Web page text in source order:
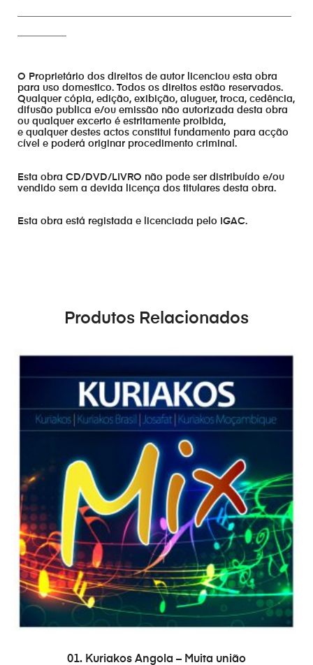
O Proprietário dos direitos de autor licenciou esta obra
para uso domestico. Todos os direitos estão reservados.
Qualquer cópia, edição, exibição, aluguer, troca, cedência,
difusão publica e/ou emissão não autorizada desta obra
ou qualquer excerto é estritamente proibida,
e qualquer destes actos constitui fundamento para acção
cível e poderá originar procedimento criminal.
Esta obra CD/DVD/LIVRO não pode ser distribuído e/ou
vendido sem a devida licença dos titulares desta obra.
Esta obra está registada e licenciada pelo IGAC.
Produtos Relacionados
ADICIONAR
01. Kuriakos Angola – Muita união